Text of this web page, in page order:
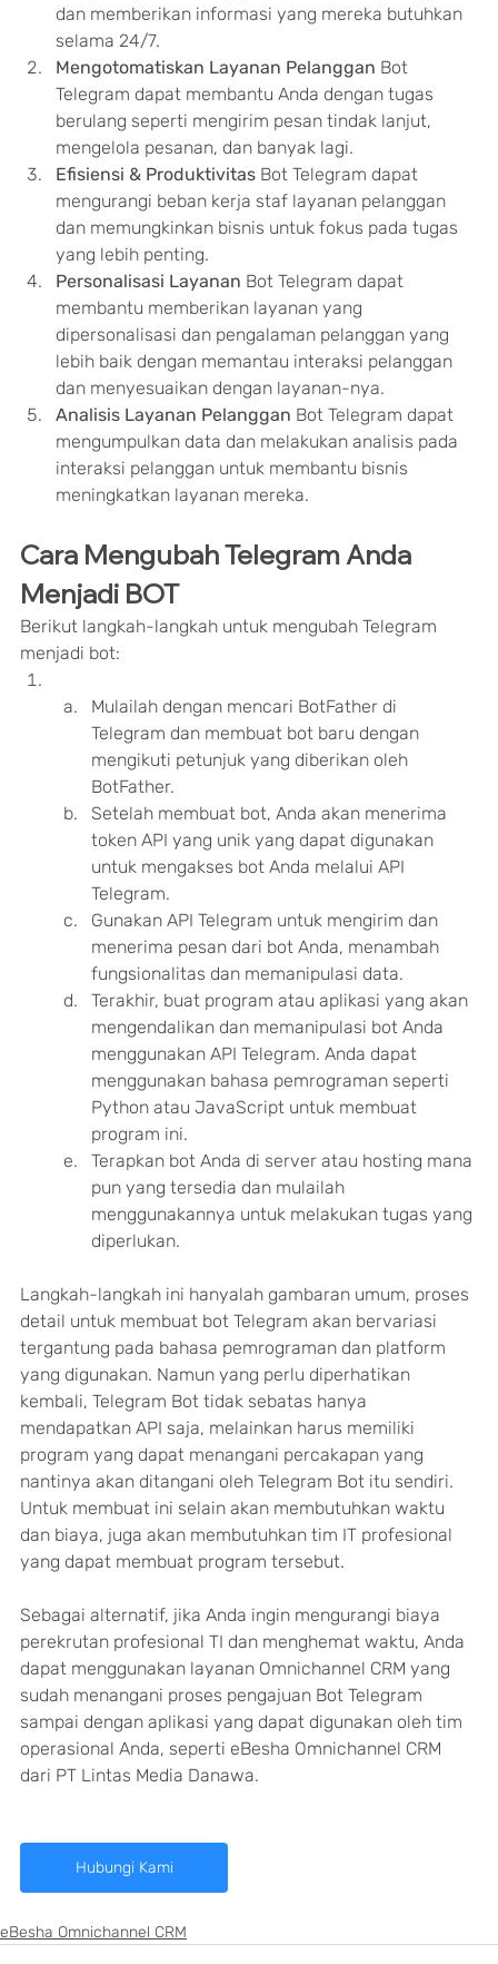
dan memberikan informasi yang mereka butuhkan
selama 24/7.
Mengotomatiskan Layanan Pelanggan Bot
Telegram dapat membantu Anda dengan tugas
berulang seperti mengirim pesan tindak lanjut,
mengelola pesanan, dan banyak lagi.
Efisiensi & Produktivitas Bot Telegram dapat
mengurangi beban kerja staf layanan pelanggan
dan memungkinkan bisnis untuk fokus pada tugas
yang lebih penting.
Personalisasi Layanan Bot Telegram dapat
membantu memberikan layanan yang
dipersonalisasi dan pengalaman pelanggan yang
lebih baik dengan memantau interaksi pelanggan
dan menyesuaikan dengan layanan-nya.
Analisis Layanan Pelanggan Bot Telegram dapat
mengumpulkan data dan melakukan analisis pada
interaksi pelanggan untuk membantu bisnis
meningkatkan layanan mereka.
Cara Mengubah Telegram Anda
Menjadi BOT
Berikut langkah-langkah untuk mengubah Telegram
menjadi bot:
Mulailah dengan mencari BotFather di
Telegram dan membuat bot baru dengan
mengikuti petunjuk yang diberikan oleh
BotFather.
Setelah membuat bot, Anda akan menerima
token API yang unik yang dapat digunakan
untuk mengakses bot Anda melalui API
Telegram.
Gunakan API Telegram untuk mengirim dan
menerima pesan dari bot Anda, menambah
fungsionalitas dan memanipulasi data.
Terakhir, buat program atau aplikasi yang akan
mengendalikan dan memanipulasi bot Anda
menggunakan API Telegram. Anda dapat
menggunakan bahasa pemrograman seperti
Python atau JavaScript untuk membuat
program ini.
Terapkan bot Anda di server atau hosting mana
pun yang tersedia dan mulailah
menggunakannya untuk melakukan tugas yang
diperlukan.
Langkah-langkah ini hanyalah gambaran umum, proses
detail untuk membuat bot Telegram akan bervariasi
tergantung pada bahasa pemrograman dan platform
yang digunakan. Namun yang perlu diperhatikan
kembali, Telegram Bot tidak sebatas hanya
mendapatkan API saja, melainkan harus memiliki
program yang dapat menangani percakapan yang
nantinya akan ditangani oleh Telegram Bot itu sendiri.
Untuk membuat ini selain akan membutuhkan waktu
dan biaya, juga akan membutuhkan tim IT profesional
yang dapat membuat program tersebut.
Sebagai alternatif, jika Anda ingin mengurangi biaya
perekrutan profesional TI dan menghemat waktu, Anda
dapat menggunakan layanan Omnichannel CRM yang
sudah menangani proses pengajuan Bot Telegram
sampai dengan aplikasi yang dapat digunakan oleh tim
operasional Anda, seperti eBesha Omnichannel CRM
dari PT Lintas Media Danawa.
Hubungi Kami
eBesha Omnichannel CRM